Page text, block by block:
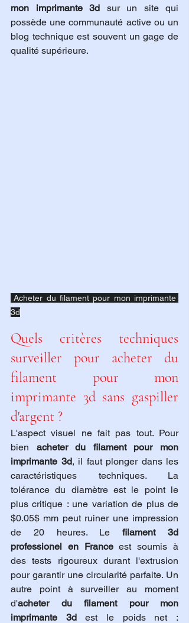
mon imprimante 3d sur un site qui
possède une communauté active ou un
blog technique est souvent un gage de
qualité supérieure.
Acheter du filament pour mon imprimante
3d
Quels critères techniques
surveiller pour acheter du
filament pour mon
imprimante 3d sans gaspiller
d'argent ?
L'aspect visuel ne fait pas tout. Pour
bien acheter du filament pour mon
imprimante 3d, il faut plonger dans les
caractéristiques techniques. La
tolérance du diamètre est le point le
plus critique : une variation de plus de
$0.05$ mm peut ruiner une impression
de 20 heures. Le filament 3d
professionel en France est soumis à
des tests rigoureux durant l'extrusion
pour garantir une circularité parfaite. Un
autre point à surveiller au moment
d'acheter du filament pour mon
imprimante 3d est le poids net :